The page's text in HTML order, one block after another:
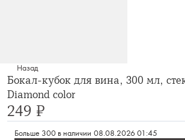
Назад
Бокал-кубок для вина, 300 мл,
Diamond color
249 ₽
Больше 300 в наличии 08.08.2026 01:45